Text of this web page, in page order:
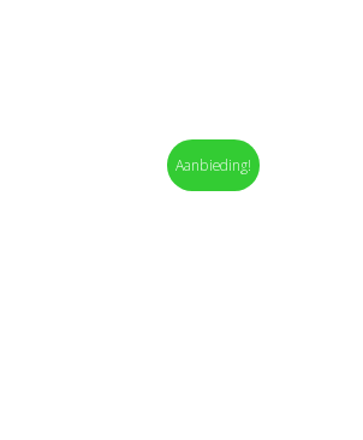
Aanbieding!